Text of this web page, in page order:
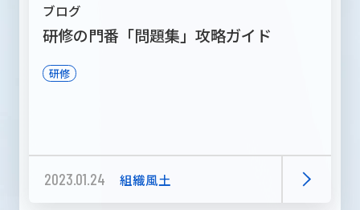
ブログ
研修の門番「問題集」攻略ガイド
研修
2023.01.24 組織風土